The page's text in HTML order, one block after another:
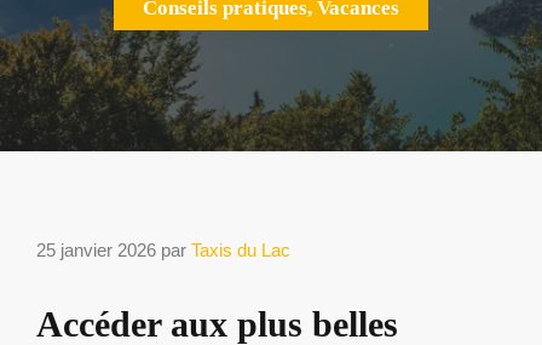
Conseils pratiques, Vacances
25 janvier 2026 par Taxis du Lac
Accéder aux plus belles